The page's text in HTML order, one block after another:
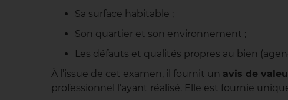
Sa surface habitable ;
Son quartier et son environnement ;
Les défauts et qualités propres au bien
À l’issue de cet examen, il fournit un avis de
professionnel l’ayant réalisé. Elle est fournie